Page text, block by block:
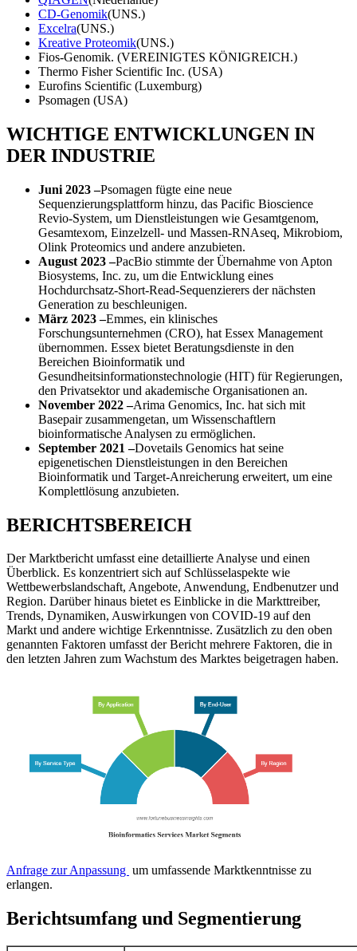
CD-Genomik(UNS.)
Excelra(UNS.)
Kreative Proteomik(UNS.)
Fios-Genomik. (VEREINIGTES KÖNIGREICH.)
Thermo Fisher Scientific Inc. (USA)
Eurofins Scientific (Luxemburg)
Psomagen (USA)
WICHTIGE ENTWICKLUNGEN IN
DER INDUSTRIE
Juni 2023 –Psomagen fügte eine neue
Sequenzierungsplattform hinzu, das Pacific Bioscience
Revio-System, um Dienstleistungen wie Gesamtgenom,
Gesamtexom, Einzelzell- und Massen-RNAseq, Mikrobiom,
Olink Proteomics und andere anzubieten.
August 2023 –PacBio stimmte der Übernahme von Apton
Biosystems, Inc. zu, um die Entwicklung eines
Hochdurchsatz-Short-Read-Sequenzierers der nächsten
Generation zu beschleunigen.
März 2023 –Emmes, ein klinisches
Forschungsunternehmen (CRO), hat Essex Management
übernommen. Essex bietet Beratungsdienste in den
Bereichen Bioinformatik und
Gesundheitsinformationstechnologie (HIT) für Regierungen,
den Privatsektor und akademische Organisationen an.
November 2022 –Arima Genomics, Inc. hat sich mit
Basepair zusammengetan, um Wissenschaftlern
bioinformatische Analysen zu ermöglichen.
September 2021 –Dovetails Genomics hat seine
epigenetischen Dienstleistungen in den Bereichen
Bioinformatik und Target-Anreicherung erweitert, um eine
Komplettlösung anzubieten.
BERICHTSBEREICH
Der Marktbericht umfasst eine detaillierte Analyse und einen
Überblick. Es konzentriert sich auf Schlüsselaspekte wie
Wettbewerbslandschaft, Angebote, Anwendung, Endbenutzer und
Region. Darüber hinaus bietet es Einblicke in die Markttreiber,
Trends, Dynamiken, Auswirkungen von COVID-19 auf den
Markt und andere wichtige Erkenntnisse. Zusätzlich zu den oben
genannten Faktoren umfasst der Bericht mehrere Faktoren, die in
den letzten Jahren zum Wachstum des Marktes beigetragen haben.
Anfrage zur Anpassung um umfassende Marktkenntnisse zu
erlangen.
Berichtsumfang und Segmentierung